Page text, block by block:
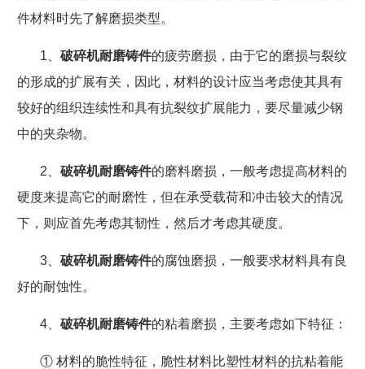
件材料时先了解磨损类型。
1 破碎机耐磨铸件的疲劳磨损，由于它的磨损与裂纹
的形成的扩展有关，因此，材料的设计应当考虑使其具有
较好的组织连续性和具有抗裂纹扩展能力，要尽量减少钢
中的夹杂物。
2 破碎机耐磨铸件的磨料磨损，一般考虑提高材料的
硬度来提高它的耐磨性，但在承受载荷和冲击较大的情况
下，则应首先考虑其韧性，然后才考虑其硬度。
3 破碎机耐磨铸件的腐蚀磨损，一般要求材料具有良
好的耐蚀性。
4 破碎机耐磨铸件的粘着磨损，主要考虑如下特征：
① 材料的脆性特征，脆性材料比塑性材料的抗粘着能